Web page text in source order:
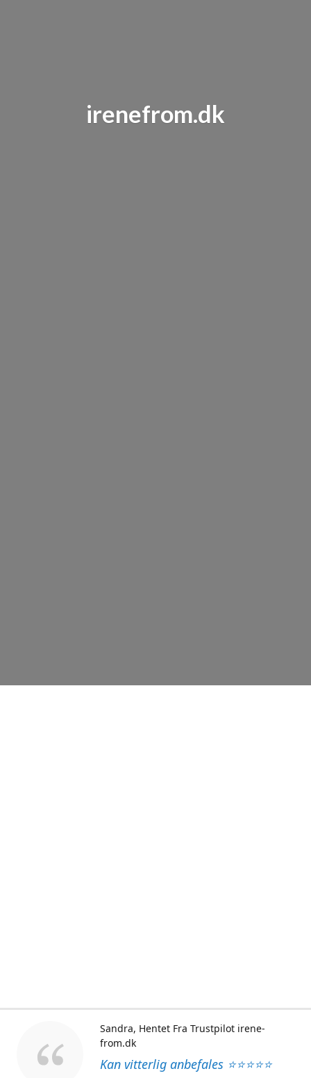
irenefrom.dk
Kan vitterlig anbefales ⭐⭐⭐⭐⭐
Sandra Hentet Fra Trustpilot irene-
from.dk